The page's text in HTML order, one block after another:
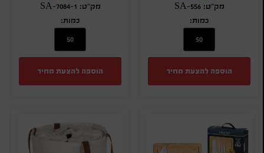
מק"ט: SA-556
כמות:
הוספה להצעת מחיר
מק"ט: SA-7084-1
כמות:
הוספה להצעת מחיר